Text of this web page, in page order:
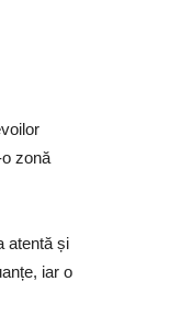
zonă
atentă și
iar o